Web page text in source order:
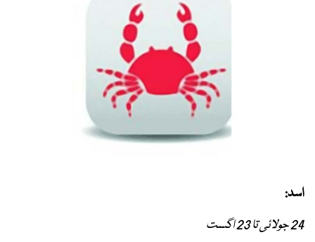
اسد:
24 جولائی تا 23 اگست